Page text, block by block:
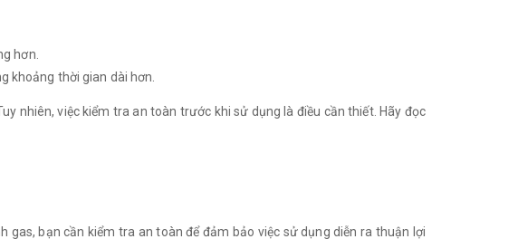
hơn.
khoảng thời gian dài hơn.
nhiên, việc kiểm tra an toàn trước khi sử dụng là điều cần thiết. Hãy đọc
bạn cần kiểm tra an toàn để đảm bảo việc sử dụng diễn ra thuận lợi